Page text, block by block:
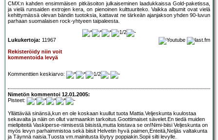
CMX:n kahden ensimmäisen pitkäsoiton julkaiseminen laadukkaissa Gold-paketissa,
ja vielä runsaiden extrojen kera, on pienoinen kulttuuriteko. Vaikka albumit ovat vielä
kehittymässä olevan bändin tuotoksia, kattavat ne tärkeän ajanjakson yhden 90-luvun
parhaan suomalaisen rock-yhtyeen taipaleesta.
Lukukertoja: 11967
Rekisteröidy niin voit
kommentoida levyä
Kommenttien keskiarvo:
Nimetön kommentoi 12.01.2005:
Pisteet:
Yllättävää sinänsä,kun en ole koskaan kuullut tuota Mattia.Veljeskunta kuulostaa
sekavalta ja näin on ollut varmaankin tarkoitus.Goottimaiset sävelet.En tiedä muiden
mielipiteitä Vaskiperse-nimisestä biisistä,mutta loistava se on!Nimi-biisi Veljeskunta on
myös levyn parhaimmistoa sekä biisit Helvetin hyvä paimen,Enteitä,Neljäs valtakunta
ja Täynnä naisia.Tuosta vm.mainitusta löytyy poppiakin.Sopii silti levylle.